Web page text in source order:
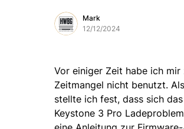
Mark
12/12/2024
Vor einiger Zeit habe ich
Zeitmangel nicht benutzt.
stellte ich fest, dass sich
Keystone 3 Pro